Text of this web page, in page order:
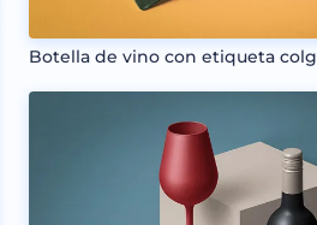
Botella de vino con etiqueta